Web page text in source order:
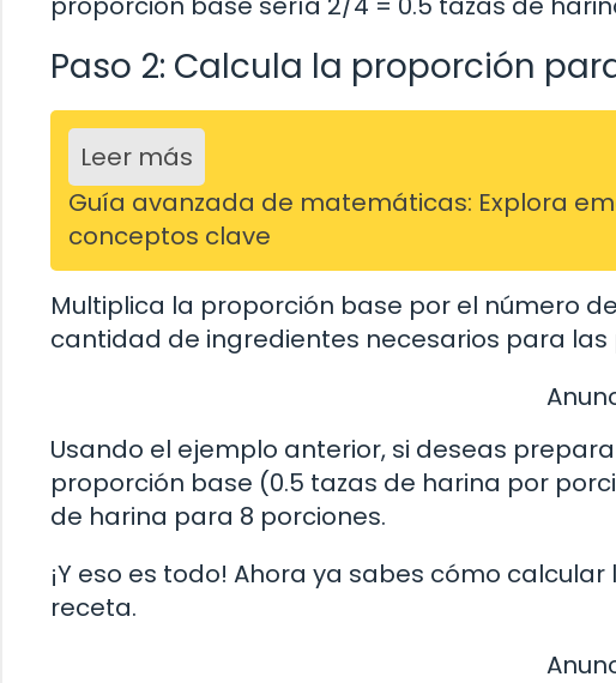
Paso 2: Calcula la proporción
Leer más
Guía avanzada de matemáticas: Explora
conceptos clave
Multiplica la proporción base por el número
cantidad de ingredientes necesarios para
Usando el ejemplo anterior, si deseas
proporción base (0.5 tazas de harina por
de harina para 8 porciones.
¡Y eso es todo! Ahora ya sabes cómo
receta.